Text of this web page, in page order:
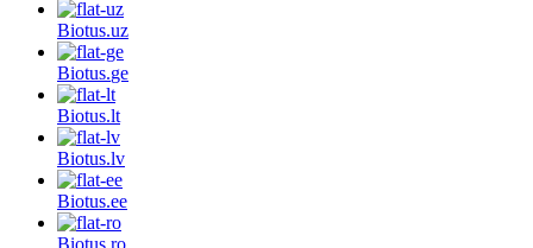
Biotus.uz
Biotus.ge
Biotus.lt
Biotus.lv
Biotus.ee